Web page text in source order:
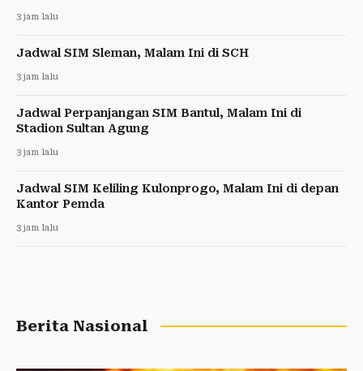
3 jam lalu
Jadwal SIM Sleman, Malam Ini di SCH
3 jam lalu
Jadwal Perpanjangan SIM Bantul, Malam Ini di
Stadion Sultan Agung
3 jam lalu
Jadwal SIM Keliling Kulonprogo, Malam Ini di depan
Kantor Pemda
3 jam lalu
Berita Nasional